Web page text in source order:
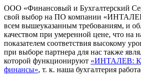
ООО «Финансовый и Бухгалтерский
свой выбор на ПО компании
всем вышеуказанным требованиям, и
качеством при умеренной цене, что на
показателем соответствия высокому
при выборе партнера для нас также
которой функционируют «ИНТАЛЕВ:
финансы», т. к. наша бухгалтерия